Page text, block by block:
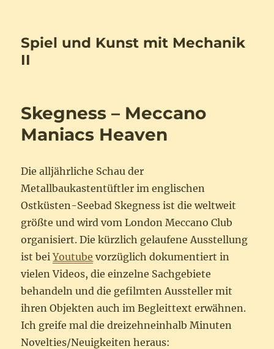
Spiel und Kunst mit Mechanik
II
Skegness – Meccano
Maniacs Heaven
Die alljährliche Schau der
Metallbaukastentüftler im englischen
Ostküsten-Seebad Skegness ist die weltweit
größte und wird vom London Meccano Club
organisiert. Die kürzlich gelaufene Ausstellung
ist beiYoutube vorzüglich dokumentiert in
vielen Videos, die einzelne Sachgebiete
behandeln und die gefilmten Aussteller mit
ihren Objekten auch im Begleittext erwähnen.
Ich greife mal die dreizehneinhalb Minuten
Novelties/Neuigkeiten heraus: